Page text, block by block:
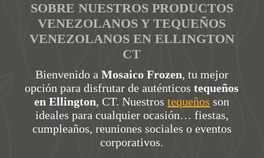
SOBRE NUESTROS PRODUCTOS
VENEZOLANOS Y TEQUEÑOS
VENEZOLANOS EN ELLINGTON
CT
Bienvenido a Mosaico Frozen, tu mejor
opción para disfrutar de auténticostequeños
en Ellington, CT. Nuestrostequeños son
ideales para cualquier ocasión… fiestas,
cumpleaños, reuniones sociales o eventos
corporativos.